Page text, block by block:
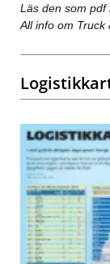
Läs den som pdf
All info om Truck